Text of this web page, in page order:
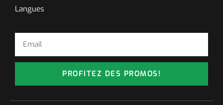
Langues
PROFITEZ DES PROMOS!